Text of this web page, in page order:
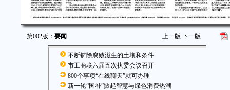
第002版： 要闻 上一版 下一版
不断铲除腐败滋生的土壤和条件
市工商联六届五次执委会议召开
800个事项“在线聊天”就可办理
新一轮“国补”掀起智慧与绿色消费热潮